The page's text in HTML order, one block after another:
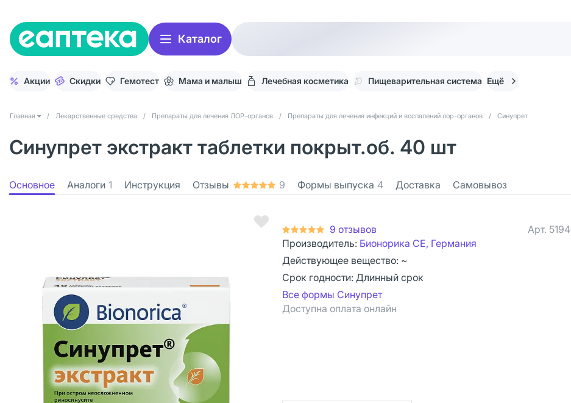
Каталог
Акции Скидки Гемотест Мама и малыш Лечебная косметика Пищеварительная система Ещё
Главная / Лекарственные средства / Препараты для лечения ЛОР-органов / Препараты для лечения инфекций и воспалений лор-органов / Синупрет
Синупрет экстракт таблетки покрыт.об. 40 шт
Основное Аналоги 1 Инструкция Отзывы 9 Формы выпуска 4 Доставка Самовывоз
9 отзывов Арт.
Производитель: Бионорика СЕ, Германия
Действующее вещество: ~
Срок годности: Длинный срок
Все формы Синупрет
Доступна оплата онлайн